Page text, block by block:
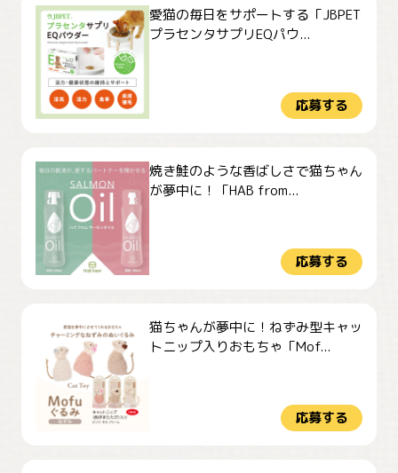
愛猫の毎日をサポートする「JBPET
プラセンタサプリEQパウ...
応募する
焼き鮭のような香ばしさで猫ちゃん
が夢中に！「HAB from...
応募する
猫ちゃんが夢中に！ねずみ型キャッ
トニップ入りおもちゃ「Mof...
応募する